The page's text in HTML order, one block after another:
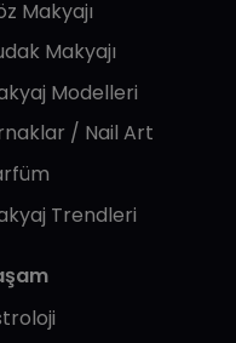
Makyajı
Makyajı
Modelleri
/ Nail Art
Trendleri